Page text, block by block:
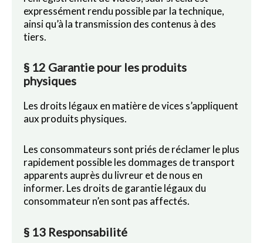
expressément rendu possible par la technique,
ainsi qu’à la transmission des contenus à des
tiers.
§ 12 Garantie pour les produits
physiques
Les droits légaux en matière de vices s’appliquent
aux produits physiques.
Les consommateurs sont priés de réclamer le plus
rapidement possible les dommages de transport
apparents auprès du livreur et de nous en
informer. Les droits de garantie légaux du
consommateur n’en sont pas affectés.
§ 13 Responsabilité